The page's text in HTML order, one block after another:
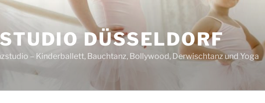
DÜSSELDORF
– Kinderballett, Bauchtanz, Bollywood, Derwischtanz und Yoga